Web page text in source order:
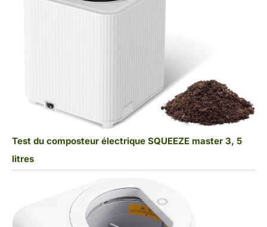
Test du composteur électrique SQUEEZE master 3, 5
litres